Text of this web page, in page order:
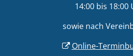
14:00 bis 18:00
sowie nach
Online-